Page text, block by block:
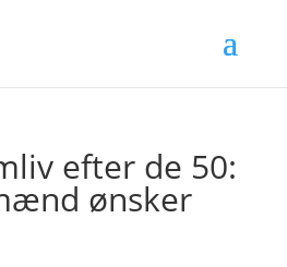
efter de 50:
ønsker